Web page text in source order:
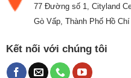
77 Đường số 1, Cityland
Gò Vấp, Thành Phố Hồ
Kết nối với chúng tôi